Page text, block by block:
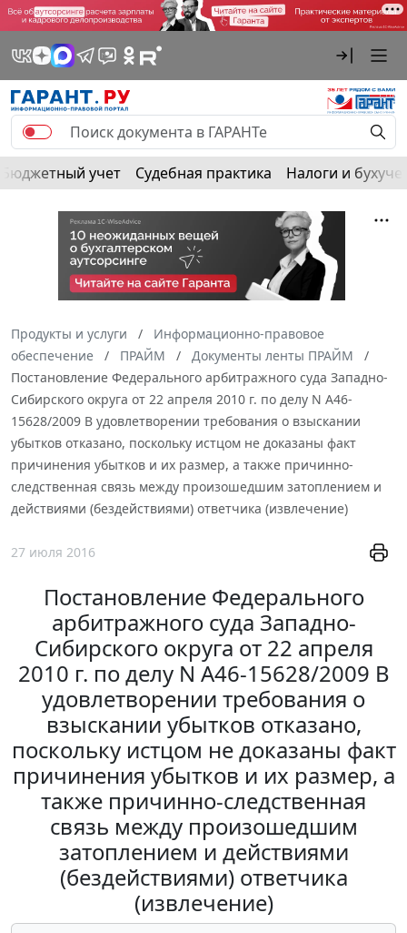
Бюджетный учет Судебная практика Налоги и
Продукты и услуги
Информационно-правовое
обеспечение
ПРАЙМ
Документы ленты ПРАЙМ
Постановление Федерального арбитражного суда Западно-
Сибирского округа от 22 апреля 2010 г. по делу N А46-
15628/2009 В удовлетворении требования о взыскании
убытков отказано, поскольку истцом не доказаны факт
причинения убытков и их размер, а также причинно-
следственная связь между произошедшим затоплением и
действиями (бездействиями) ответчика (извлечение)
27 июля 2016
Постановление Федерального
арбитражного суда Западно-
Сибирского округа от 22 апреля
2010 г. по делу N А46-15628/2009 В
удовлетворении требования о
взыскании убытков отказано,
поскольку истцом не доказаны факт
причинения убытков и их размер, а
также причинно-следственная
связь между произошедшим
затоплением и действиями
(бездействиями) ответчика
(извлечение)